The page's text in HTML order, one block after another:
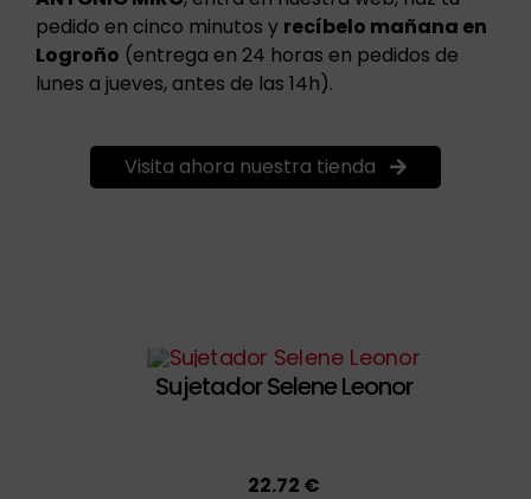
pedido en cinco minutos y recíbelo mañana en
Logroño (entrega en 24 horas en pedidos de
lunes a jueves, antes de las 14h).
Visita ahora nuestra tienda
Sujetador Selene Leonor
22.72 €